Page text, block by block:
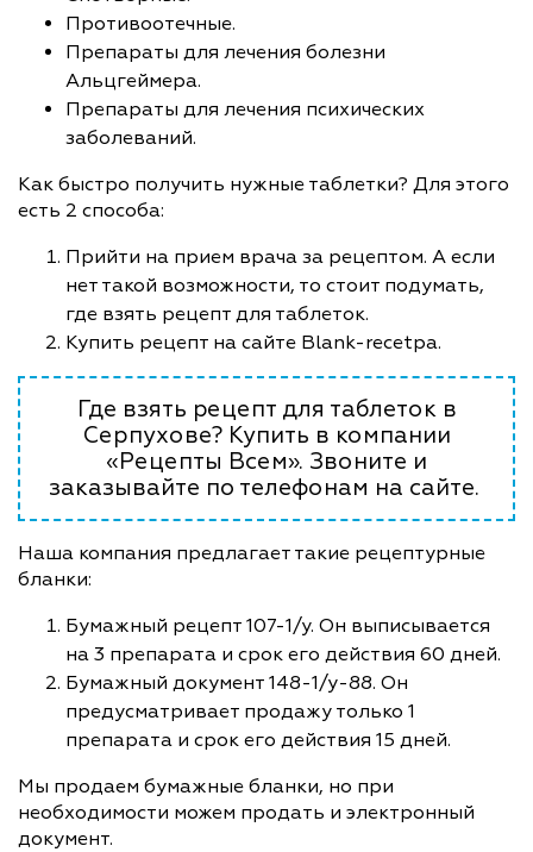
Противоотечные.
Препараты для лечения болезни
Альцгеймера.
Препараты для лечения психических
заболеваний.
Как быстро получить нужные таблетки? Для этого
есть 2 способа:
Прийти на прием врача за рецептом. А если
нет такой возможности, то стоит подумать,
где взять рецепт для таблеток.
Купить рецепт на сайте Blank-recetpa.
Где взять рецепт для таблеток в
Серпухове? Купить в компании
«Рецепты Всем». Звоните и
заказывайте по телефонам на сайте.
Наша компания предлагает такие рецептурные
бланки:
Бумажный рецепт 107-1/у. Он выписывается
на 3 препарата и срок его действия 60 дней.
Бумажный документ 148-1/у-88. Он
предусматривает продажу только 1
препарата и срок его действия 15 дней.
Мы продаем бумажные бланки, но при
необходимости можем продать и электронный
документ.